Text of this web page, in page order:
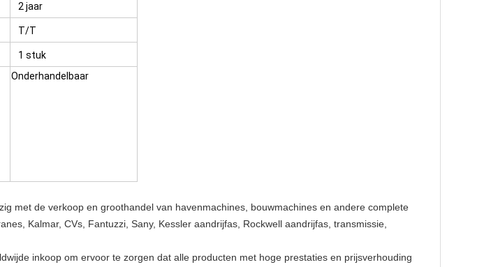
2 jaar
T/T
1 stuk
Onderhandelbaar
met de verkoop en groothandel van havenmachines, bouwmachines en andere complete
Kalmar, CVs, Fantuzzi, Sany, Kessler aandrijfas, Rockwell aandrijfas, transmissie,
inkoop om ervoor te zorgen dat alle producten met hoge prestaties en prijsverhouding